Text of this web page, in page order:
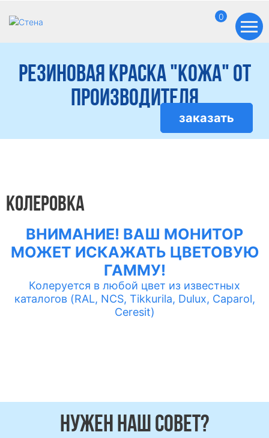
0
Резиновая краска "Кожа" от
производителя
заказать
КОЛЕРОВКА
ВНИМАНИЕ! ВАШ МОНИТОР
МОЖЕТ ИСКАЖАТЬ ЦВЕТОВУЮ
ГАММУ!
Колеруется в любой цвет из известных
каталогов (RAL, NCS, Tikkurila, Dulux, Caparol,
Ceresit)
НУЖЕН НАШ СОВЕТ?